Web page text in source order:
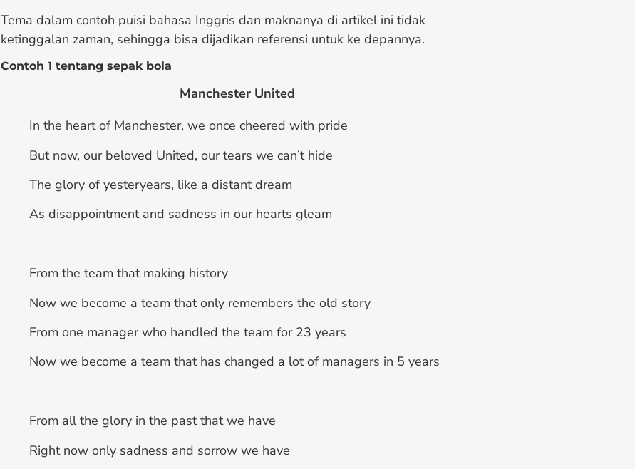
Tema dalam contoh puisi bahasa Inggris dan maknanya di artikel ini tidak
ketinggalan zaman, sehingga bisa dijadikan referensi untuk ke depannya.
Contoh 1 tentang sepak bola
Manchester United
In the heart of Manchester, we once cheered with pride
But now, our beloved United, our tears we can’t hide
The glory of yesteryears, like a distant dream
As disappointment and sadness in our hearts gleam
From the team that making history
Now we become a team that only remembers the old story
From one manager who handled the team for 23 years
Now we become a team that has changed a lot of managers in 5 years
From all the glory in the past that we have
Right now only sadness and sorrow we have